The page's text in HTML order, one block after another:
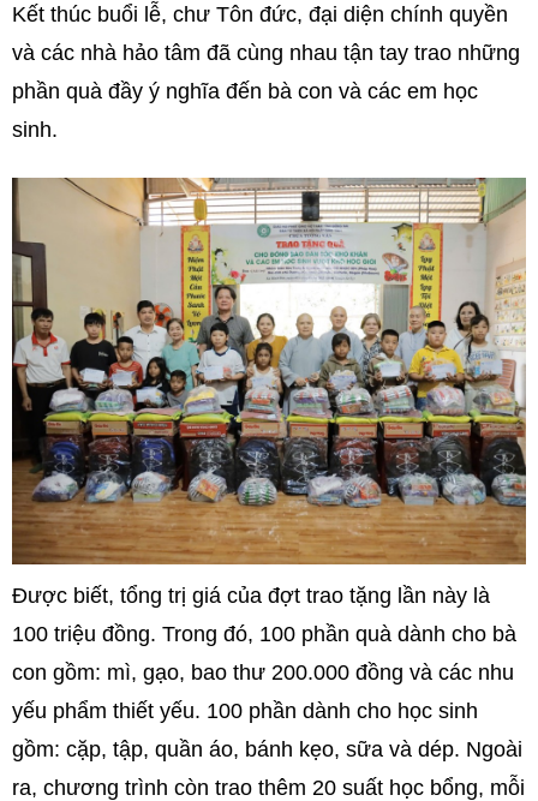
Kết thúc buổi lễ, chư Tôn đức, đại diện chính quyền
và các nhà hảo tâm đã cùng nhau tận tay trao những
phần quà đầy ý nghĩa đến bà con và các em học
sinh.
Được biết, tổng trị giá của đợt trao tặng lần này là
100 triệu đồng. Trong đó, 100 phần quà dành cho bà
con gồm: mì, gạo, bao thư 200.000 đồng và các nhu
yếu phẩm thiết yếu. 100 phần dành cho học sinh
gồm: cặp, tập, quần áo, bánh kẹo, sữa và dép. Ngoài
ra, chương trình còn trao thêm 20 suất học bổng, mỗi